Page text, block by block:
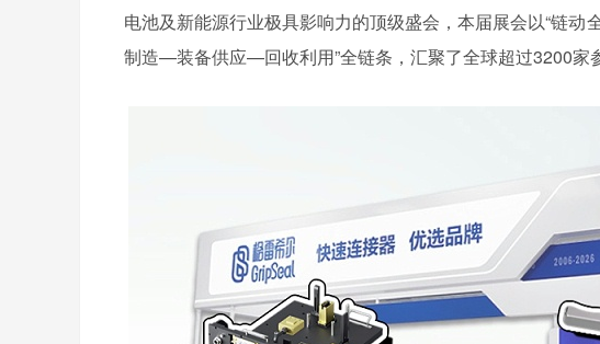
电池及新能源行业极具影响力的顶级盛会，本届展会以“链动
制造—装备供应—回收利用”全链条，汇聚了全球超过3200家